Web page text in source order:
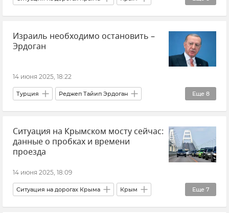
ДТП
Ситуация на дорогах Крыма и хроника ДТП
ДТП в Крыму и Севастополе
Госавтоинспекция Крыма
Израиль необходимо остановить –
Эрдоган
14 июня 2025, 18:22
Еще 8
Турция Реджеп Тайип Эрдоган
Обострение между Израилем и Ираном
Израиль Иран Ближний Восток
Новости
Ситуация на Крымском мосту сейчас:
данные о пробках и времени
проезда
14 июня 2025, 18:09
Еще 7
Ситуация на дорогах Крыма Крым
Крымский мост Транспорт Логистика